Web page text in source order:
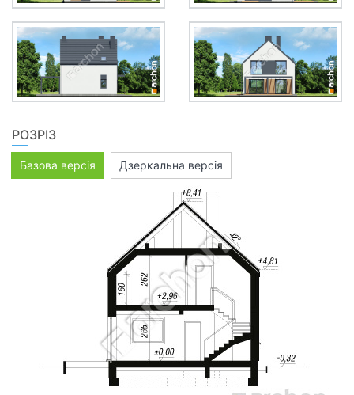
РОЗРІЗ
Базова версія Дзеркальна версія